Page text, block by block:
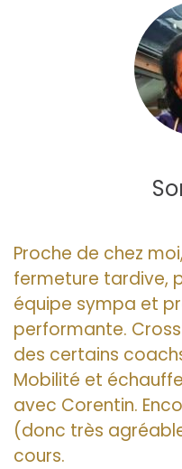
Proche de chez
fermeture tardive,
équipe sympa et
performante.
des certains
Mobilité et
avec Corentin.
(donc très
cours.